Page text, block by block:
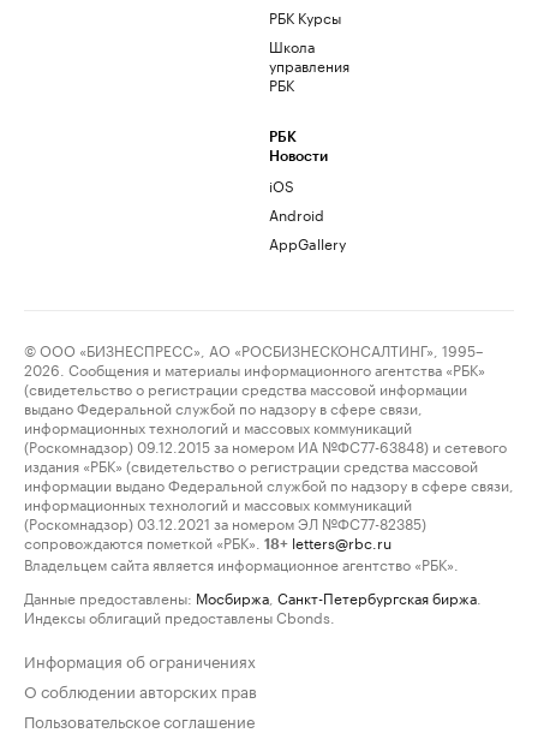
РБК Курсы
Школа
управления
РБК
РБК
Новости
iOS
Android
AppGallery
© ООО «БИЗНЕСПРЕСС», АО «РОСБИЗНЕСКОНСАЛТИНГ», 1995–
2026. Сообщения и материалы информационного агентства «РБК»
(свидетельство о регистрации средства массовой информации
выдано Федеральной службой по надзору в сфере связи,
информационных технологий и массовых коммуникаций
(Роскомнадзор) 09.12.2015 за номером ИА №ФС77-63848) и сетевого
издания «РБК» (свидетельство о регистрации средства массовой
информации выдано Федеральной службой по надзору в сфере связи,
информационных технологий и массовых коммуникаций
(Роскомнадзор) 03.12.2021 за номером ЭЛ №ФС77-82385)
сопровождаются пометкой «РБК».
18+ letters@rbc.ru
Владельцем сайта является информационное агентство «РБК».
Данные предоставлены: Мосбиржа Санкт-Петербургская биржа
Индексы облигаций предоставлены Cbonds.
Информация об ограничениях
О соблюдении авторских прав
Пользовательское соглашение